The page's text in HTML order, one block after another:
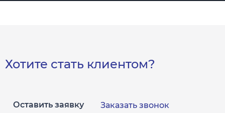
Хотите стать клиентом?
Оставить заявку Заказать звонок